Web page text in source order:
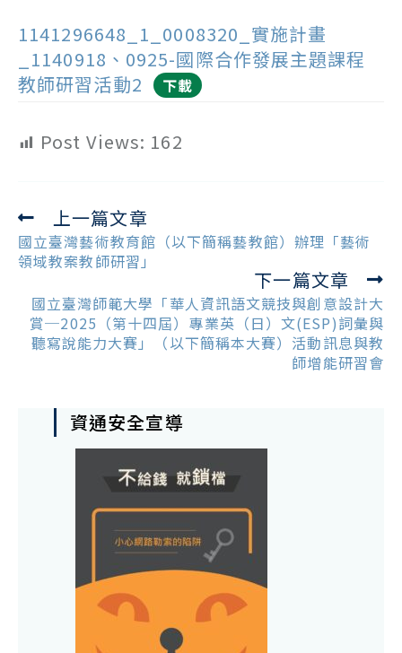
1141296648_1_0008320_實施計畫
_1140918、0925-國際合作發展主題課程
教師研習活動2
下載
Post Views: 162
Read
more
articles
上一篇文章
國立臺灣藝術教育館（以下簡稱藝教館）辦理「藝術
領域教案教師研習」
下一篇文章
國立臺灣師範大學「華人資訊語文競技與創意設計大
賞─2025（第十四屆）專業英（日）文(ESP)詞彙與
聽寫說能力大賽」（以下簡稱本大賽）活動訊息與教
師增能研習會
資通安全宣導